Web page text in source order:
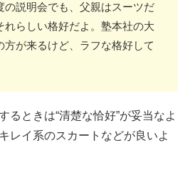
の説明会でも、父親はスーツだ
れらしい格好だよ。塾本社の大
方が来るけど、ラフな格好して
るときは“清楚な恰好”が妥当なよ
レイ系のスカートなどが良いよ